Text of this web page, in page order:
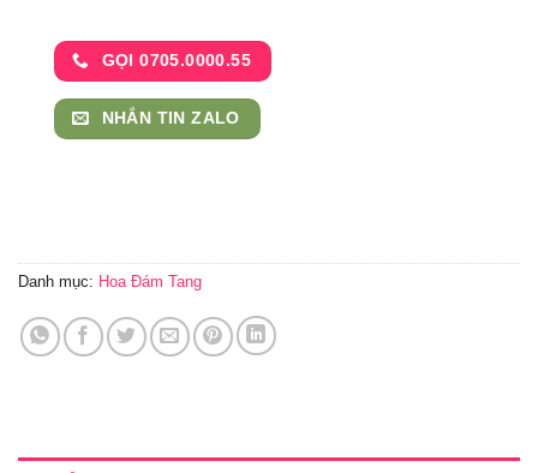
GỌI 0705.0000.55
NHẮN TIN ZALO
Danh mục: Hoa Đám Tang